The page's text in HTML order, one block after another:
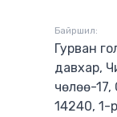
Байршил:
Гурван
давхар,
чөлөө-17,
14240, 1-